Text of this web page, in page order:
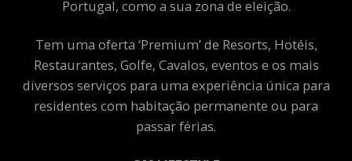
Portugal, como a sua zona de eleição.
Tem uma oferta ‘Premium’ de Resorts, Hotéis,
Restaurantes, Golfe, Cavalos, eventos e os mais
diversos serviços para uma experiência única para
residentes com habitação permanente ou para
passar férias.